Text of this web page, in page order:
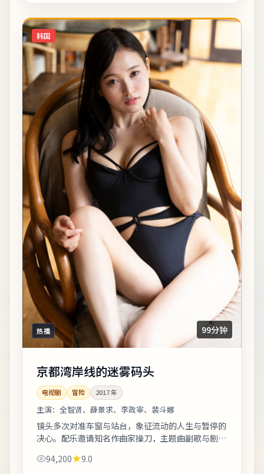
韩国
热播 99分钟
京都湾岸线的迷雾码头
电视剧 冒险 2017年
主演： 全智贤、薛景求、李政宰、裴斗娜
镜头多次对准车窗与站台，象征流动的人生与暂停的
决心。配乐邀请知名作曲家操刀，主题曲副歌与剧情
地域符号与文化语境值得关注。《京都湾岸...
94,200 9.0